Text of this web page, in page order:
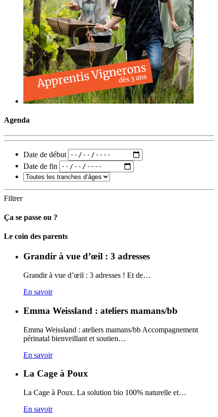
Agenda
Date de début
Date de fin
Filtrer
Ça se passe ou ?
Carto
Le coin des parents
Grandir à vue d’œil : 3 adresses
Grandir à vue d’œil : 3 adresses ! Et de…
En savoir
Emma Weissland : ateliers mamans/bb
Emma Weissland : ateliers mamans/bb Accompagnement
périnatal bienveillant et soutien…
En savoir
La Cage à Poux
La Cage à Poux. La solution bio 100% naturelle et…
En savoir